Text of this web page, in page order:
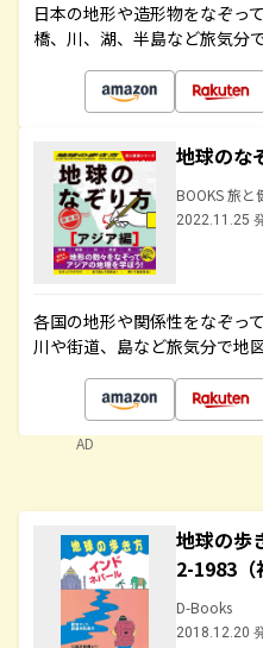
日本の地形や造形物をなぞっ
橋、川、湖、半島など旅気分
地球の
BOOKS 旅と
2022.11.25
各国の地形や関係性をなぞっ
川や街道、島など旅気分で地
AD
地球の歩
2-1983（
D-Books
2018.12.20